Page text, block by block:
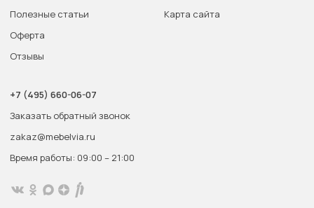
Полезные статьи
Оферта
Отзывы
Карта сайта
+7 (495) 660-06-07
Заказать обратный звонок
zakaz@mebelvia.ru
Время работы: 09:00 – 21:00